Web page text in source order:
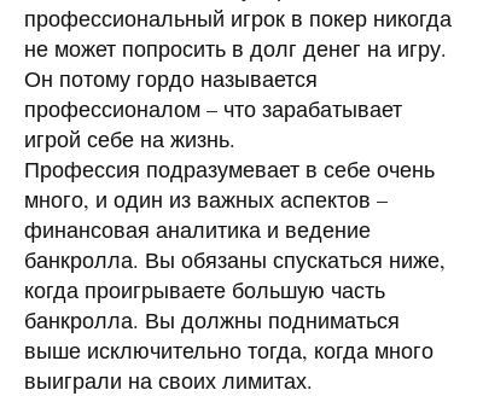
профессиональный игрок в покер никогда
не может попросить в долг денег на игру.
Он потому гордо называется
профессионалом – что зарабатывает
игрой себе на жизнь.
Профессия подразумевает в себе очень
много, и один из важных аспектов –
финансовая аналитика и ведение
банкролла. Вы обязаны спускаться ниже,
когда проигрываете большую часть
банкролла. Вы должны подниматься
выше исключительно тогда, когда много
выиграли на своих лимитах.